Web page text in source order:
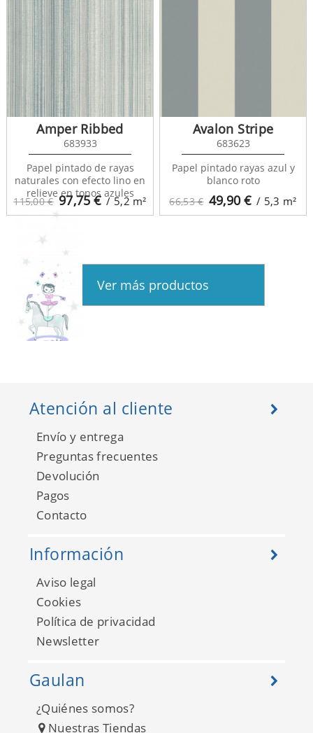
Alice et Paul 28194511
Alice et Paul 17747418
115,00 € 97,75€ / 5,2m²
Amper Ribbed
683933
Papel pintado de rayas
naturales con efecto lino en
relieve en tonos azules
66,53 € 49,90€ / 5,3 m²
Avalon Stripe
683623
Papel pintado rayas azul y
blanco roto
Ver más productos
Atención al cliente
Envío y entrega
Preguntas frecuentes
Devolución
Pagos
Contacto
Información
Aviso legal
Cookies
Política de privacidad
Newsletter
Gaulan
¿Quiénes somos?
Nuestras Tiendas